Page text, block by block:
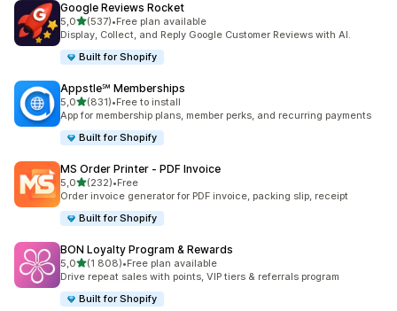
Google Reviews Rocket
5,0na 5 gwiazdek
(537)
Łączna liczba recenzji: 537
•Free plan available
Display, Collect, and Reply Google Customer Reviews with AI.
Built for Shopify
Appstle℠ Memberships
5,0na 5 gwiazdek
(831)
Łączna liczba recenzji: 831
•Free to install
App for membership plans, member perks, and recurring payments
Built for Shopify
MS Order Printer ‑ PDF Invoice
5,0na 5 gwiazdek
(232)
Łączna liczba recenzji: 232
•Free
Order invoice generator for PDF invoice, packing slip, receipt
Built for Shopify
BON Loyalty Program & Rewards
5,0na 5 gwiazdek
(1 808)
Łączna liczba recenzji: 1808
•Free plan available
Drive repeat sales with points, VIP tiers & referrals program
Built for Shopify